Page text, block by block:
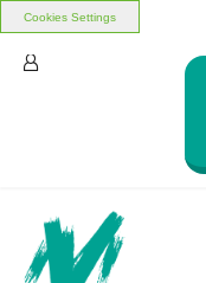
Cookies Settings
Aller au contenu principal
Aller au menu principal